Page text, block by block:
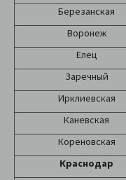
Березанская
Воронеж
Елец
Заречный
Ирклиевская
Каневская
Кореновская
Краснодар